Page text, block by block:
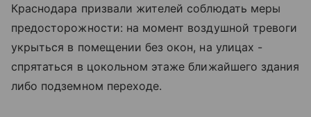
Краснодара призвали жителей соблюдать меры
предосторожности: на момент воздушной тревоги
укрыться в помещении без окон, на улицах -
спрятаться в цокольном этаже ближайшего здания
либо подземном переходе.